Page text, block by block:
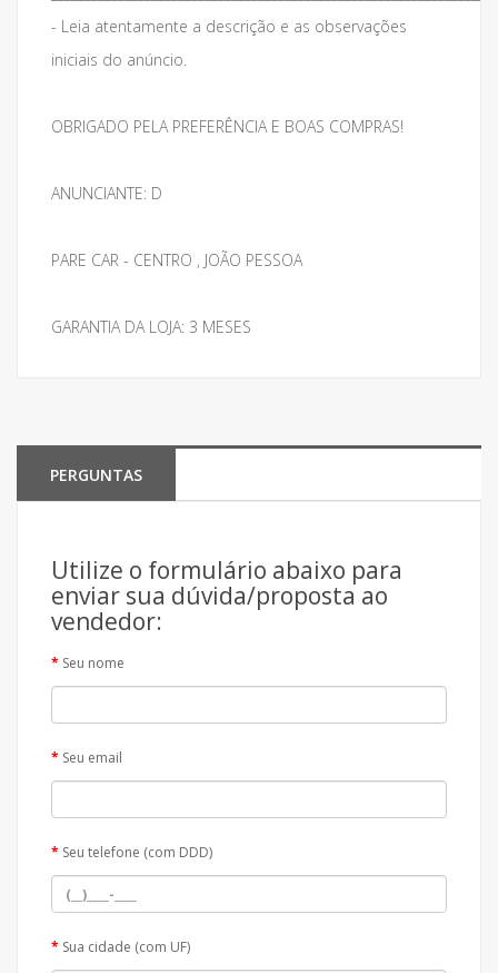
- Leia atentamente a descrição e as observações
iniciais do anúncio.
OBRIGADO PELA PREFERÊNCIA E BOAS COMPRAS!
ANUNCIANTE: D
PARE CAR - CENTRO , JOÃO PESSOA
GARANTIA DA LOJA: 3 MESES
PERGUNTAS
Utilize o formulário abaixo para
enviar sua dúvida/proposta ao
vendedor:
Seu nome
Seu email
Seu telefone (com DDD)
Sua cidade (com UF)